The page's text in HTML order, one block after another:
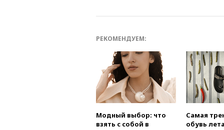
РЕКОМЕНДУЕМ:
Модный выбор: что
взять с собой в
Самая
обувь